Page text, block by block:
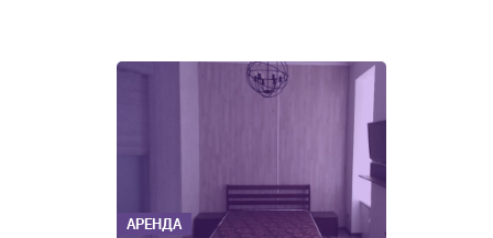
АРЕНДА